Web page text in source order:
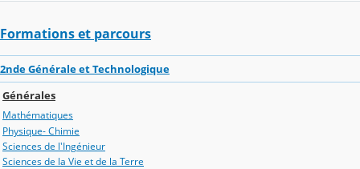
Formations et parcours
2nde Générale et Technologique
Générales
Mathématiques
Physique- Chimie
Sciences de l'Ingénieur
Sciences de la Vie et de la Terre